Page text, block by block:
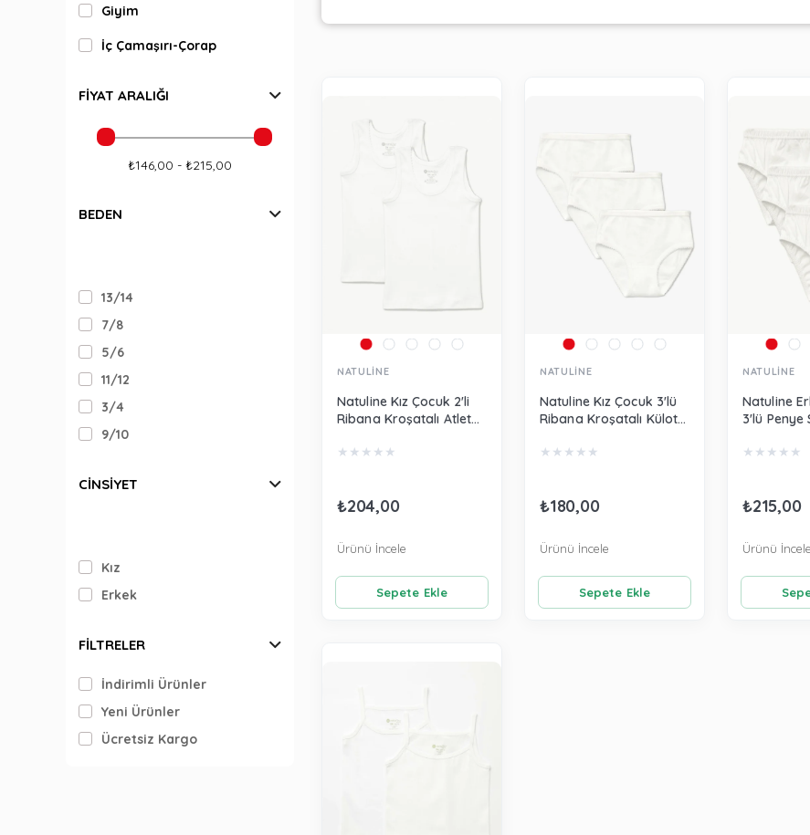
Giyim
İç Çamaşırı-Çorap
FIYAT ARALIĞI
₺146,00 - ₺215,00
BEDEN
13/14
7/8
5/6
11/12
3/4
9/10
CINSIYET
Kız
Erkek
FILTRELER
İndirimli Ürünler
Yeni Ürünler
Ücretsiz Kargo
NATULİNE
Natuline Kız Çocuk 2'li
Ribana Kroşatalı Atlet
★ ★ ★ ★ ★
₺204,00
Sepete Ekle
Ürünü İncele
NATULİNE
Natuline Kız Çocuk 3'lü
Ribana Kroşatalı Külot
★ ★ ★ ★ ★
₺180,00
Sepete Ekle
Ürünü İncele
NATULİNE
Natuline
3'lü Penye
★ ★ ★ ★ ★
₺215,00
Ürünü İncele